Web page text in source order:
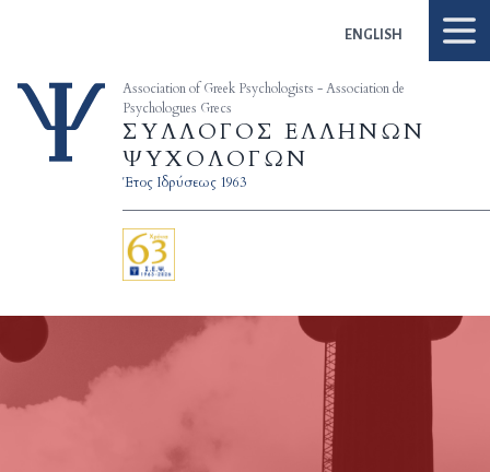
ENGLISH
Association of Greek Psychologists - Association de
Psychologues Grecs
ΣΥΛΛΟΓΟΣ ΕΛΛΗΝΩΝ
ΨΥΧΟΛΟΓΩΝ
Έτος Ιδρύσεως 1963